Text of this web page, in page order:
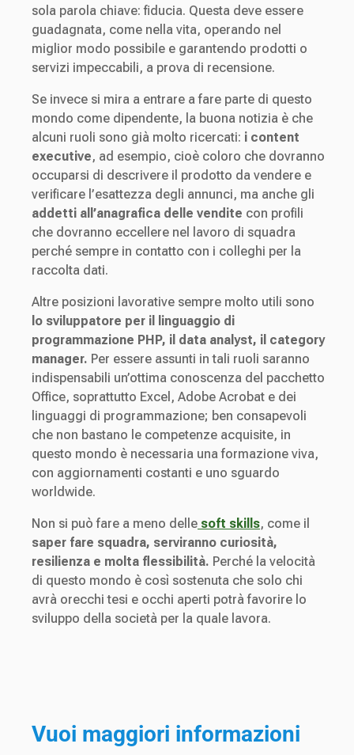
sola parola chiave: fiducia. Questa deve essere
guadagnata, come nella vita, operando nel
miglior modo possibile e garantendo prodotti o
servizi impeccabili, a prova di recensione.
Se invece si mira a entrare a fare parte di questo
mondo come dipendente, la buona notizia è che
alcuni ruoli sono già molto ricercati: i content
executive, ad esempio, cioè coloro che dovranno
occuparsi di descrivere il prodotto da vendere e
verificare l’esattezza degli annunci, ma anche gli
addetti all’anagrafica delle vendite con profili
che dovranno eccellere nel lavoro di squadra
perché sempre in contatto con i colleghi per la
raccolta dati.
Altre posizioni lavorative sempre molto utili sono
lo sviluppatore per il linguaggio di
programmazione PHP, il data analyst, il category
manager. Per essere assunti in tali ruoli saranno
indispensabili un’ottima conoscenza del pacchetto
Office, soprattutto Excel, Adobe Acrobat e dei
linguaggi di programmazione; ben consapevoli
che non bastano le competenze acquisite, in
questo mondo è necessaria una formazione viva,
con aggiornamenti costanti e uno sguardo
worldwide.
Non si può fare a meno delle soft skills, come il
saper fare squadra, serviranno curiosità,
resilienza e molta flessibilità. Perché la velocità
di questo mondo è così sostenuta che solo chi
avrà orecchi tesi e occhi aperti potrà favorire lo
sviluppo della società per la quale lavora.
Vuoi maggiori informazioni